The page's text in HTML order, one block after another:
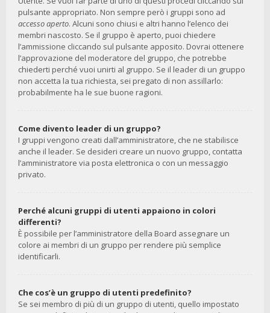
pulsante appropriato. Non sempre però i gruppi sono ad
accesso aperto. Alcuni sono chiusi e altri hanno l’elenco dei
membri nascosto. Se il gruppo è aperto, puoi chiedere
l’ammissione cliccando sul pulsante apposito. Dovrai ottenere
l’approvazione del moderatore del gruppo, che potrebbe
chiederti perché vuoi unirti al gruppo. Se il leader di un gruppo
non accetta la tua richiesta, sei pregato di non assillarlo:
probabilmente ha le sue buone ragioni.
Come divento leader di un gruppo?
I gruppi vengono creati dall’amministratore, che ne stabilisce
anche il leader. Se desideri creare un nuovo gruppo, contatta
l’amministratore via posta elettronica o con un messaggio
privato.
Perché alcuni gruppi di utenti appaiono in colori
differenti?
È possibile per l’amministratore della Board assegnare un
colore ai membri di un gruppo per rendere più semplice
identificarli.
Che cos’è un gruppo di utenti predefinito?
Se sei membro di più di un gruppo di utenti, quello impostato